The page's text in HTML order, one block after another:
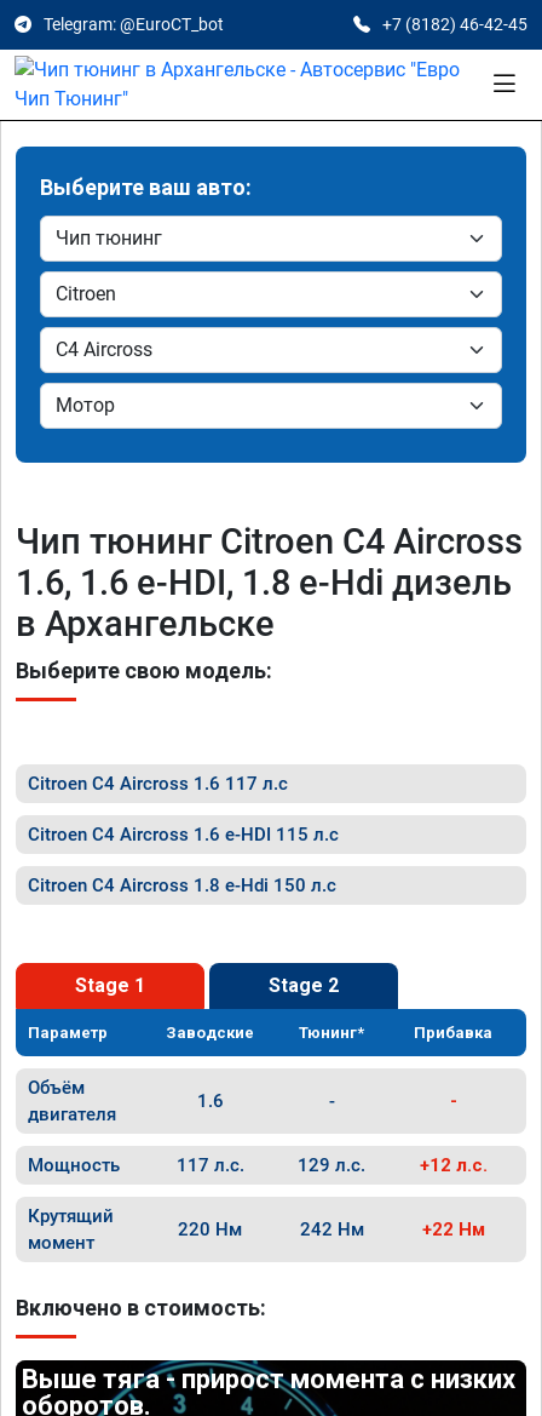
Telegram: @EuroCT_bot +7 (8182) 46-42-45
Выберите ваш авто:
Чип тюнинг Citroen C4 Aircross
1.6, 1.6 e-HDI, 1.8 e-Hdi дизель
в Архангельске
Выберите свою модель:
Citroen C4 Aircross 1.6 117 л.с
Citroen C4 Aircross 1.6 e-HDI 115 л.с
Citroen C4 Aircross 1.8 e-Hdi 150 л.с
Stage 1 Stage 2
Параметр Заводские Тюнинг* Прибавка
Объём
двигателя
1.6 - -
Мощность 117 л.с. 129 л.с. +12 л.с.
Крутящий
момент
220 Нм 242 Нм +22 Нм
Включено в стоимость:
Выше тяга - прирост момента с низких
оборотов.